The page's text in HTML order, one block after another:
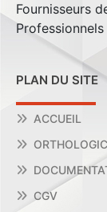
Fournisseurs
PLAN DU SITE
ACCUEIL
CGV